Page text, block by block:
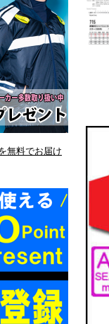
無料でお届け